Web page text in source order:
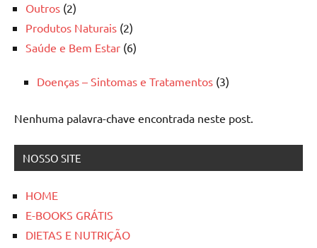
Outros (2)
Produtos Naturais (2)
Saúde e Bem Estar (6)
Doenças – Sintomas e Tratamentos (3)
Nenhuma palavra-chave encontrada neste post.
NOSSO SITE
HOME
E-BOOKS GRÁTIS
DIETAS E NUTRIÇÃO